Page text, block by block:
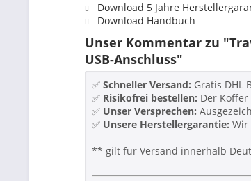
Download 5 Jahre
Download Handbuch
Unser Kommentar zu
USB-Anschluss"
✅ Schneller Versand: Gratis DHL
✅ Risikofrei bestellen: Der
✅ Unser Versprechen:
✅ Unsere Herstellergarantie: Wir
** gilt für Versand innerhalb